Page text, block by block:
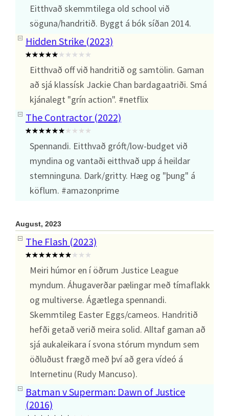
Eitthvað skemmtilega old school við
söguna/handritið. Byggt á bók síðan 2014.
Hidden Strike (2023)
Eitthvað off við handritið og samtölin. Gaman
að sjá klassísk Jackie Chan bardagaatriði. Smá
kjánalegt "grín action". #netflix
The Contractor (2022)
Spennandi. Eitthvað gróft/low-budget við
myndina og vantaði eitthvað upp á heildar
stemninguna. Dark/gritty. Hæg og "þung" á
köflum. #amazonprime
August, 2023
The Flash (2023)
Meiri húmor en í öðrum Justice League
myndum. Áhugaverðar pælingar með tímaflakk
og multiverse. Ágætlega spennandi.
Skemmtileg Easter Eggs/cameos. Handritið
hefði getað verið meira solid. Alltaf gaman að
sjá aukaleikara í svona stórum myndum sem
öðluðust frægð með því að gera vídeó á
Internetinu (Rudy Mancuso).
Batman v Superman: Dawn of Justice
(2016)